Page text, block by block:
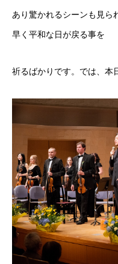
あり驚かれるシーンも見ら
早く平和な日が戻る事を
祈るばかりです。では、本